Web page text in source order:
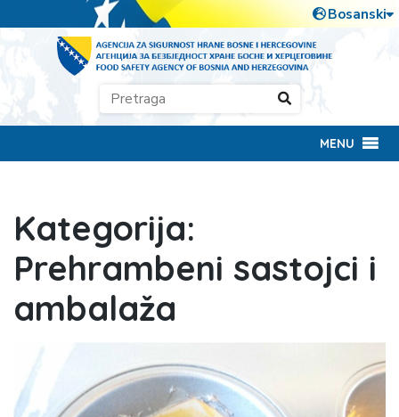
MENU
Kategorija:
Prehrambeni sastojci i
ambalaža